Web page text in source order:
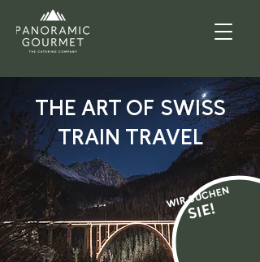
THE ART OF SWISS
TRAIN TRAVEL
WIR SUCHEN
SIE!